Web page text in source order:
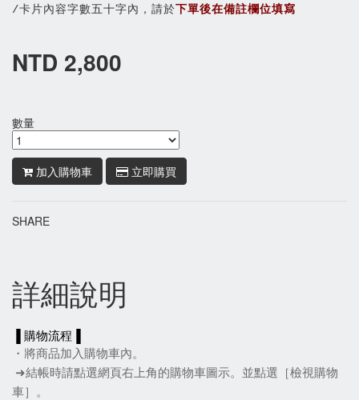
/卡片內容字數五十字內，請於下單後在備註欄位填寫
NTD 2,800
數量
加入購物車 立即購買
SHARE
詳細說明
▐ 購物流程▐
・將商品加入購物車內。
➜結帳時請點選網頁右上角的購物車圖示。並點選［檢視購物
車］。